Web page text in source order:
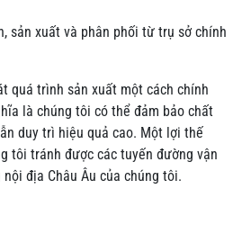
sản xuất và phân phối từ trụ sở chính
quá trình sản xuất một cách chính
là chúng tôi có thể đảm bảo chất
duy trì hiệu quả cao. Một lợi thế
tôi tránh được các tuyến đường vận
địa Châu Âu của chúng tôi.